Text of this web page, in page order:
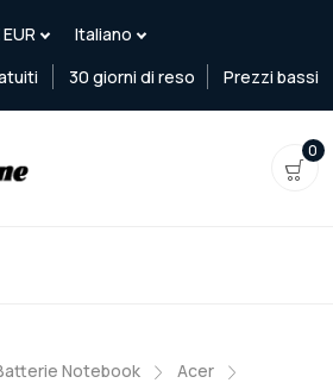
30 giorni di reso Prezzi bassi
0
Notebook
Acer